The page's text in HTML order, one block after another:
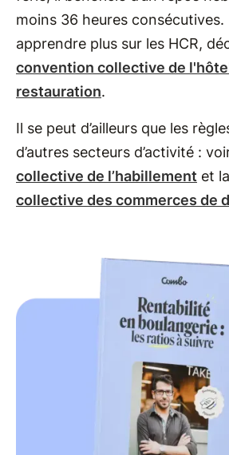
moins 36 heures consécutives.
apprendre plus sur les HCR,
convention collective de
restauration.
Il se peut d’ailleurs que les
d’autres secteurs d’activité :
collective de l’habillement et la
collective des commerces de